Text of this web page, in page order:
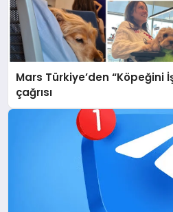
Mars Türkiye’den “Köpeğini
çağrısı